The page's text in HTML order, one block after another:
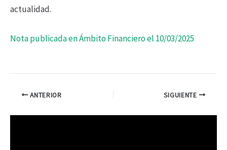
actualidad.
Nota publicada en Ámbito Financiero el 10/03/2025
ANTERIOR SIGUIENTE